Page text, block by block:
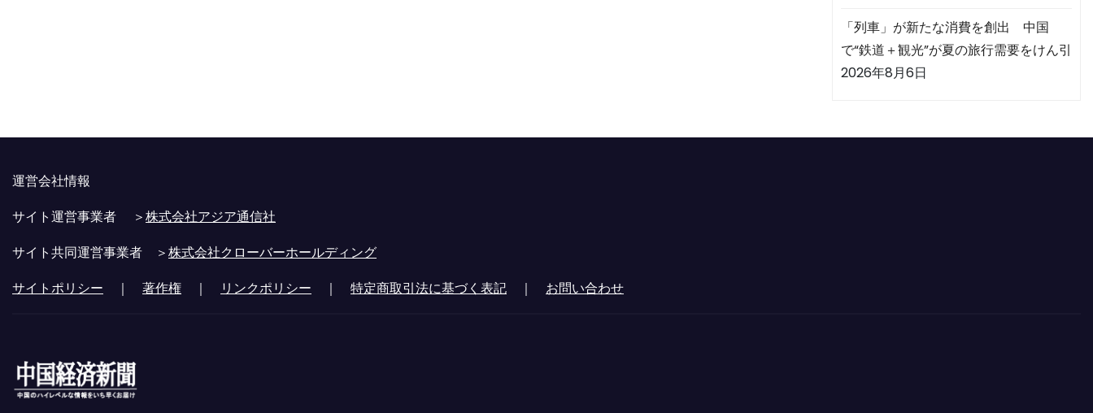
「列車」が新たな消費を創出 中国
で“鉄道＋観光”が夏の旅行需要をけん引
2026年8月6日
運営会社情報
サイト運営事業者 ＞株式会社アジア通信社
サイト共同運営事業者 ＞株式会社クローバーホールディング
サイトポリシー ｜ 著作権 ｜ リンクポリシー ｜ 特定商取引法に基づく表記 ｜ お問い合わせ